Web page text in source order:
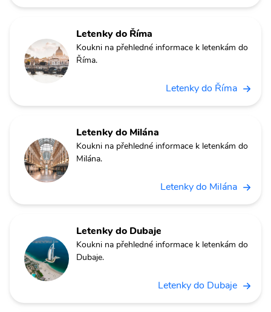
Letenky do Říma
Koukni na přehledné informace k letenkám do
Říma.
Letenky do Říma
Letenky do Milána
Koukni na přehledné informace k letenkám do
Milána.
Letenky do Milána
Letenky do Dubaje
Koukni na přehledné informace k letenkám do
Dubaje.
Letenky do Dubaje